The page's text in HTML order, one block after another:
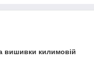
вишивки килимовій